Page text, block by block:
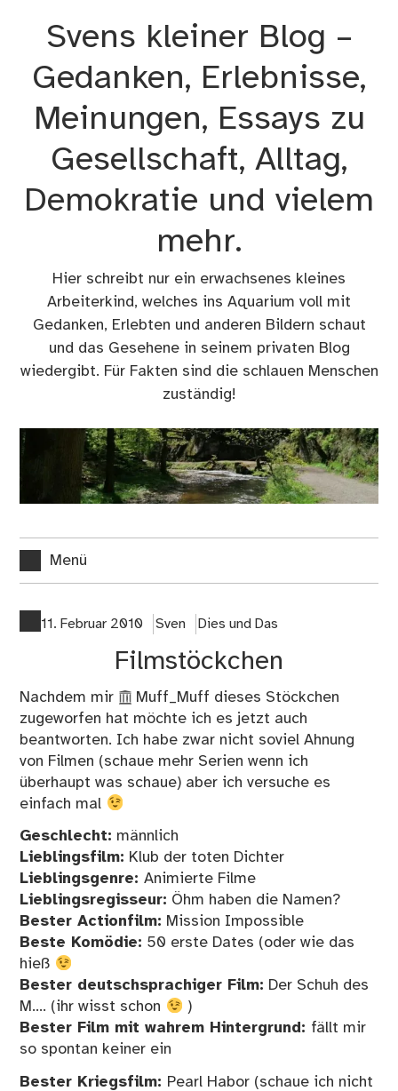
Svens kleiner Blog –
Gedanken, Erlebnisse,
Meinungen, Essays zu
Gesellschaft, Alltag,
Demokratie und vielem
mehr.
Hier schreibt nur ein erwachsenes kleines
Arbeiterkind, welches ins Aquarium voll mit
Gedanken, Erlebten und anderen Bildern schaut
und das Gesehene in seinem privaten Blog
wiedergibt. Für Fakten sind die schlauen Menschen
zuständig!
Menü
11. Februar 2010 Sven Dies und Das
Filmstöckchen
Nachdem mir Muff_Muff dieses Stöckchen
zugeworfen hat möchte ich es jetzt auch
beantworten. Ich habe zwar nicht soviel Ahnung
von Filmen (schaue mehr Serien wenn ich
überhaupt was schaue) aber ich versuche es
einfach mal
Geschlecht: männlich
Lieblingsfilm: Klub der toten Dichter
Lieblingsgenre:Animierte Filme
Lieblingsregisseur: Öhm haben die Namen?
Bester Actionfilm: Mission Impossible
Beste Komödie: 50 erste Dates (oder wie das
hieß
Bester deutschsprachiger Film: Der Schuh des
M…. (ihr wisst schon
)
Bester Film mit wahrem Hintergrund: fällt mir
so spontan keiner ein
Bester Kriegsfilm: Pearl Habor (schaue ich nicht